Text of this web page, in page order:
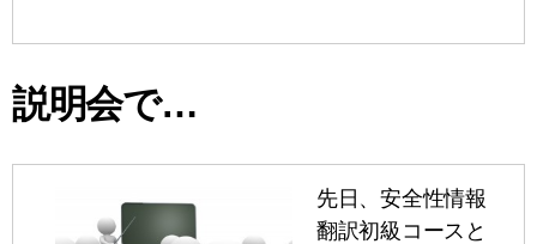
説明会で…
先日、安全性情報
翻訳初級コースと